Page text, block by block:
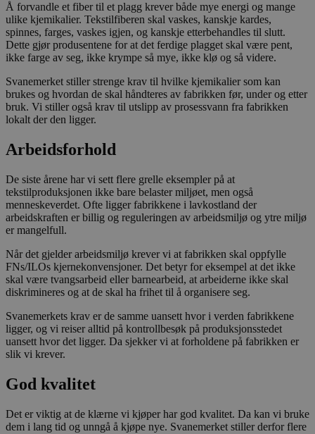
Å forvandle et fiber til et plagg krever både mye energi og mange
ulike kjemikalier. Tekstilfiberen skal vaskes, kanskje kardes,
spinnes, farges, vaskes igjen, og kanskje etterbehandles til slutt.
Dette gjør produsentene for at det ferdige plagget skal være pent,
ikke farge av seg, ikke krympe så mye, ikke klø og så videre.
Svanemerket stiller strenge krav til hvilke kjemikalier som kan
brukes og hvordan de skal håndteres av fabrikken før, under og etter
bruk. Vi stiller også krav til utslipp av prosessvann fra fabrikken
lokalt der den ligger.
Arbeidsforhold
De siste årene har vi sett flere grelle eksempler på at
tekstilproduksjonen ikke bare belaster miljøet, men også
menneskeverdet. Ofte ligger fabrikkene i lavkostland der
arbeidskraften er billig og reguleringen av arbeidsmiljø og ytre miljø
er mangelfull.
Når det gjelder arbeidsmiljø krever vi at fabrikken skal oppfylle
FNs/ILOs kjernekonvensjoner. Det betyr for eksempel at det ikke
skal være tvangsarbeid eller barnearbeid, at arbeiderne ikke skal
diskrimineres og at de skal ha frihet til å organisere seg.
Svanemerkets krav er de samme uansett hvor i verden fabrikkene
ligger, og vi reiser alltid på kontrollbesøk på produksjonsstedet
uansett hvor det ligger. Da sjekker vi at forholdene på fabrikken er
slik vi krever.
God kvalitet
Det er viktig at de klærne vi kjøper har god kvalitet. Da kan vi bruke
dem i lang tid og unngå å kjøpe nye. Svanemerket stiller derfor flere